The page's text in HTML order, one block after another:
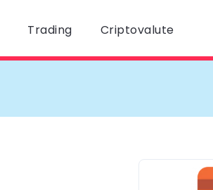
Trading Criptovalute